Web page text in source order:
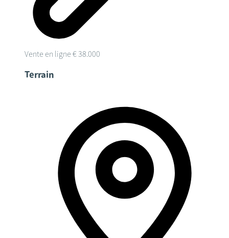
Vente en ligne € 38.000
Terrain